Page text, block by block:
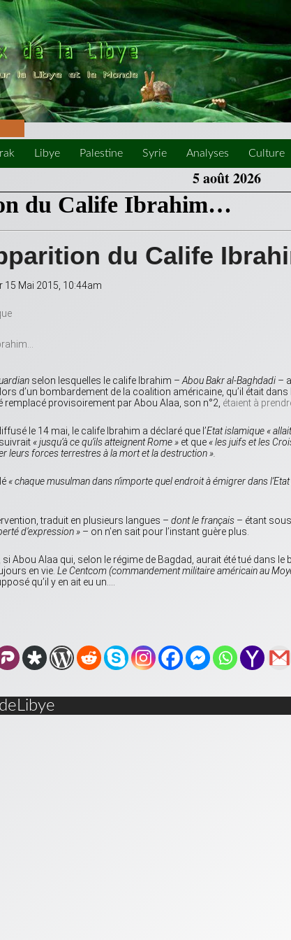
Irak Libye Palestine Syrie Analyses Culture
5 août 2026
du Calife Ibrahim…
du Calife
15 Mai 2015, 10:44am
selon lesquelles le calife Ibrahim –Abou Bakr al-Baghdadi –
d’un bombardement de la coalition américaine, qu’il était dans
remplacé provisoirement par Abou Alaa, son n°2, étaient à
le 14 mai, le calife Ibrahim a déclaré que l’Etat islamique «
« jusqu’à ce qu’ils atteignent Rome » et que« les juifs et les
leurs forces terrestres à la mort et la destruction ».
« chaque musulman dans n’importe quel endroit à émigrer dans
traduit en plusieurs langues – dont le français – étant
d’expression » – on n’en sait pour l’instant guère plus.
Abou Alaa qui, selon le régime de Bagdad, aurait été tué dans le
en vie. Le Centcom (commandement militaire américain au
qu’il y en ait eu un….